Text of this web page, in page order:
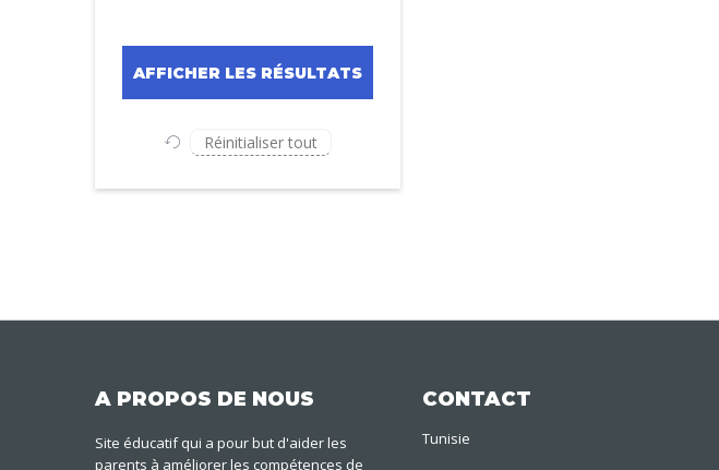
Réinitialiser tout
A PROPOS DE NOUS
Site éducatif qui a pour but d'aider les
parents à améliorer les compétences de
CONTACT
Tunisie